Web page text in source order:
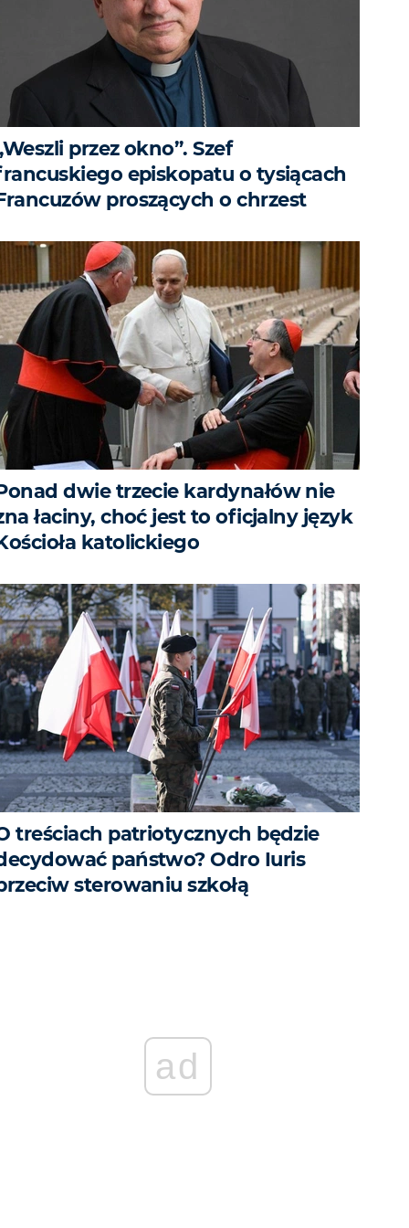
przez okno”. Szef
episkopatu o tysiącach
proszących o chrzest
dwie trzecie kardynałów nie
łaciny, choć jest to oficjalny język
katolickiego
treściach patriotycznych będzie
państwo? Odro Iuris
sterowaniu szkołą
ad